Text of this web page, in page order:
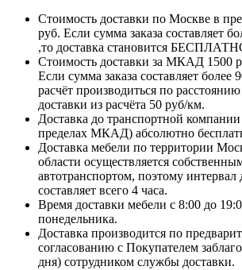
Стоимость доставки по Москве в
руб. Если сумма заказа составляет
,то доставка становится
Стоимость доставки за МКАД 1500
Если сумма заказа составляет более
расчёт производиться по
доставки из расчёта 50 руб/км.
Доставка до транспортной
пределах МКАД) абсолютно
Доставка мебели по территории
области осуществляется
автотранспортом, поэтому интервал
составляет всего 4 часа.
Время доставки мебели с 8:00 до
понедельника.
Доставка производится по
согласованию с Покупателем
дня) сотрудником службы доставки.